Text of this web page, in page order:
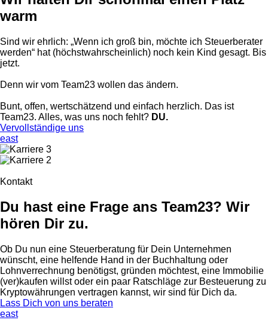
warm
Sind wir ehrlich: „Wenn ich groß bin, möchte ich Steuerberater
werden“ hat (höchstwahrscheinlich) noch kein Kind gesagt. Bis
jetzt.
Denn wir vom Team23 wollen das ändern.
Bunt, offen, wertschätzend und einfach herzlich. Das ist
Team23. Alles, was uns noch fehlt? DU.
Vervollständige uns
east
Kontakt
Du hast eine Frage ans Team23? Wir
hören Dir zu.
Ob Du nun eine Steuerberatung für Dein Unternehmen
wünscht, eine helfende Hand in der Buchhaltung oder
Lohnverrechnung benötigst, gründen möchtest, eine Immobilie
(ver)kaufen willst oder ein paar Ratschläge zur Besteuerung zu
Kryptowährungen vertragen kannst, wir sind für Dich da.
Lass Dich von uns beraten
east